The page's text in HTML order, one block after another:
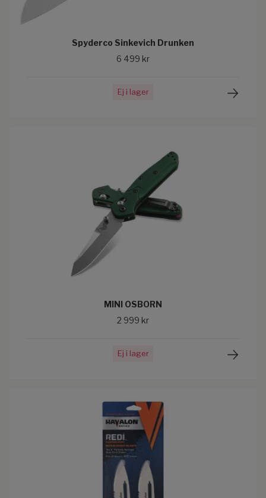
Spyderco Sinkevich Drunken
6 499 kr
Ej i lager
MINI OSBORN
2 999 kr
Ej i lager